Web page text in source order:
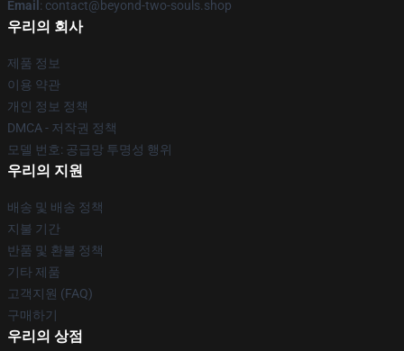
Email : contact@beyond-two-souls.shop
우리의 회사
제품 정보
이용 약관
개인 정보 정책
DMCA - 저작권 정책
모델 번호: 공급망 투명성 행위
우리의 지원
배송 및 배송 정책
지불 기간
반품 및 환불 정책
기타 제품
고객지원 (FAQ)
구매하기
우리의 상점